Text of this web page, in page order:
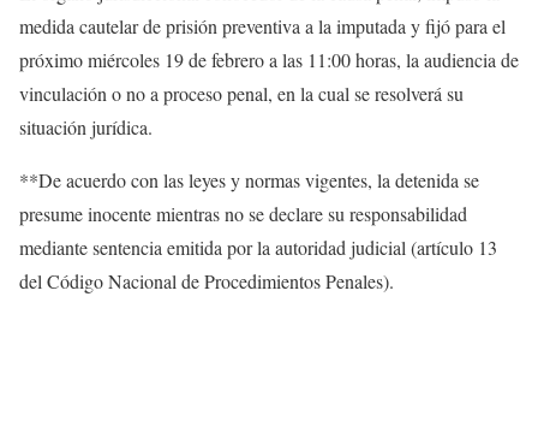
medida cautelar de prisión preventiva a la imputada y fijó para el
próximo miércoles 19 de febrero a las 11:00 horas, la audiencia de
vinculación o no a proceso penal, en la cual se resolverá su
situación jurídica.
**De acuerdo con las leyes y normas vigentes, la detenida se
presume inocente mientras no se declare su responsabilidad
mediante sentencia emitida por la autoridad judicial (artículo 13
del Código Nacional de Procedimientos Penales).